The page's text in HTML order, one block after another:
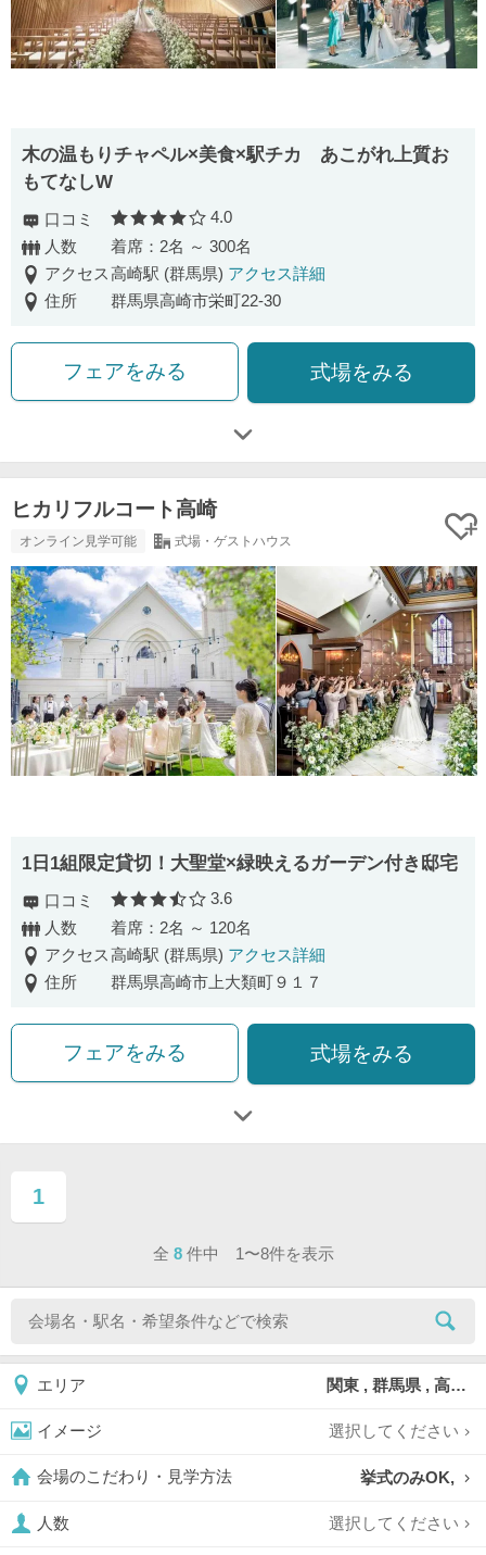
木の温もりチャペル×美食×駅チカ あこがれ上質お
もてなしW
口コミ 口コミ評価
4.0
人数
着席：2名 ～ 300名
アクセス高崎駅 (群馬県) アクセス詳細
住所
群馬県高崎市栄町22-30
フェアをみる 式場をみる
ヒカリフルコート高崎
オンライン見学可能 式場・ゲストハウス
1日1組限定貸切！大聖堂×緑映えるガーデン付き邸宅
口コミ 口コミ評価
3.6
人数
着席：2名 ～ 120名
アクセス高崎駅 (群馬県) アクセス詳細
住所
群馬県高崎市上大類町９１７
フェアをみる 式場をみる
1
ページ目
全 8 件中 1〜8件を表示
エリア 関東 , 群馬県 , 高崎市
イメージ 選択してください
会場のこだわり・見学方法 挙式のみOK,
人数 選択してください